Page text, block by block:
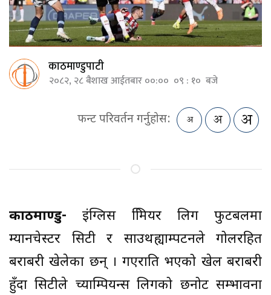
काठमाण्डुपाटी
२०८२, २८ बैशाख आईतबार ००:०० ०९ : १० बजे
फन्ट परिवर्तन गर्नुहोस:
काठमाण्डु-इंग्लिस प्रिमियर लिग फुटबलमा
म्यानचेस्टर सिटी र साउथह्याम्पटनले गोलरहित
बराबरी खेलेका छन् । गएराति भएको खेल बराबरी
हुँदा सिटीले च्याम्पियन्स लिगको छनोट सम्भावना